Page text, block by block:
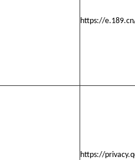
https://
https://